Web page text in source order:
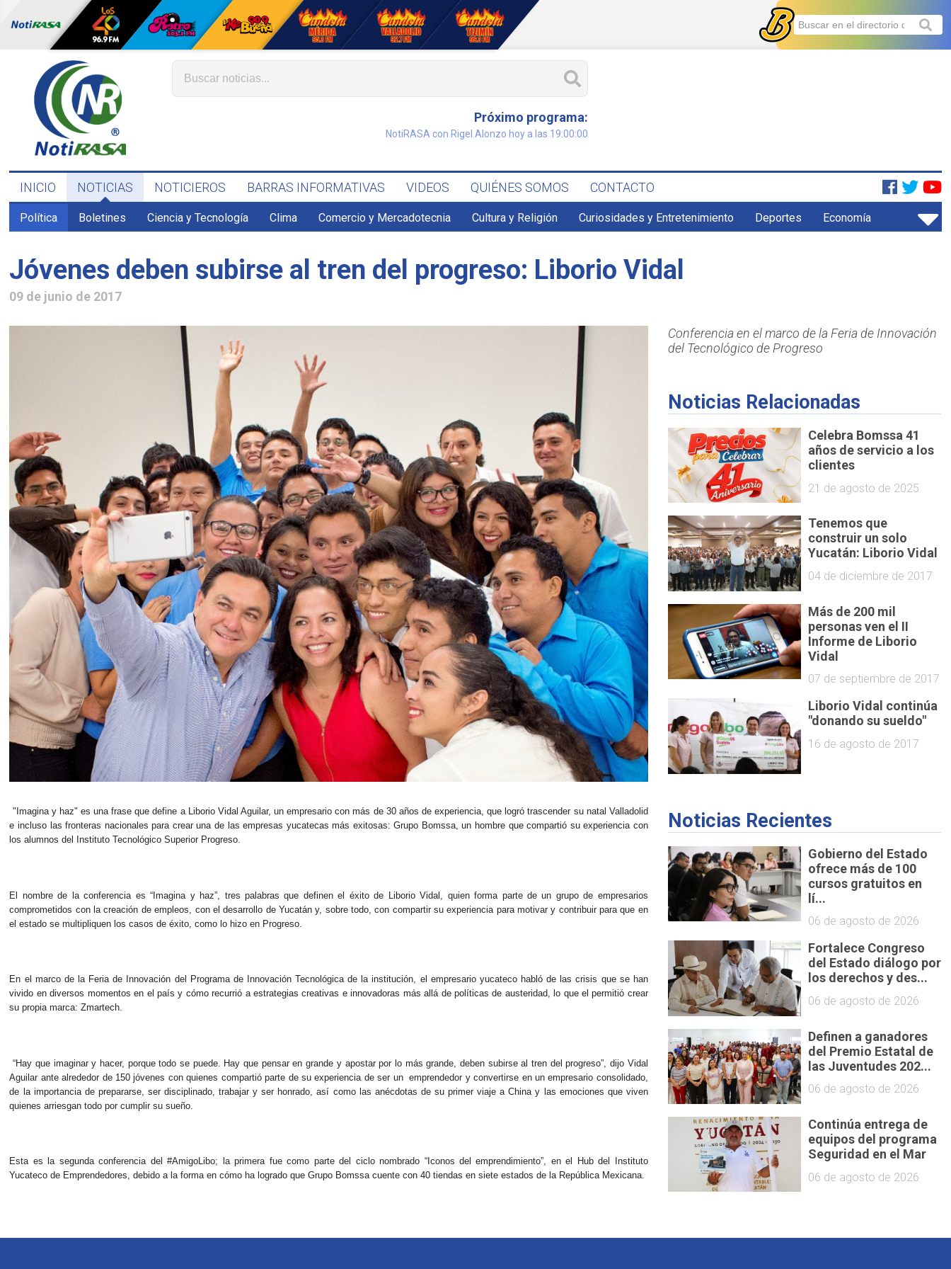
Próximo programa:
NotiRASA con Rigel Alonzo hoy a las 19:00:00
INICIO NOTICIAS NOTICIEROS BARRAS INFORMATIVAS VIDEOS QUIÉNES SOMOS CONTACTO
Política Boletines Ciencia y Tecnología Clima Comercio y Mercadotecnia Cultura y Religión Curiosidades y Entretenimiento Deportes Economía
Jóvenes deben subirse al tren del progreso: Liborio Vidal
09 de junio de 2017
"Imagina y haz" es una frase que define a Liborio Vidal Aguilar, un empresario con más de 30 años de experiencia, que logró trascender su natal Valladolid
e incluso las fronteras nacionales para crear una de las empresas yucatecas más exitosas: Grupo Bomssa, un hombre que compartió su experiencia con
los alumnos del Instituto Tecnológico Superior Progreso.
El nombre de la conferencia es “Imagina y haz”, tres palabras que definen el éxito de Liborio Vidal, quien forma parte de un grupo de empresarios
comprometidos con la creación de empleos, con el desarrollo de Yucatán y, sobre todo, con compartir su experiencia para motivar y contribuir para que en
el estado se multipliquen los casos de éxito, como lo hizo en Progreso.
En el marco de la Feria de Innovación del Programa de Innovación Tecnológica de la institución, el empresario yucateco habló de las crisis que se han
vivido en diversos momentos en el país y cómo recurrió a estrategias creativas e innovadoras más allá de políticas de austeridad, lo que el permitió crear
su propia marca: Zmartech.
“Hay que imaginar y hacer, porque todo se puede. Hay que pensar en grande y apostar por lo más grande, deben subirse al tren del progreso”, dijo Vidal
Aguilar ante alrededor de 150 jóvenes con quienes compartió parte de su experiencia de ser un emprendedor y convertirse en un empresario consolidado,
de la importancia de prepararse, ser disciplinado, trabajar y ser honrado, así como las anécdotas de su primer viaje a China y las emociones que viven
quienes arriesgan todo por cumplir su sueño.
Esta es la segunda conferencia del #AmigoLibo; la primera fue como parte del ciclo nombrado “Iconos del emprendimiento”, en el Hub del Instituto
Yucateco de Emprendedores,debido a la forma en cómo ha logrado que Grupo Bomssa cuente con 40 tiendas en siete estados de la República Mexicana.
Conferencia en el marco de la Feria de Innovación
del Tecnológico de Progreso
Noticias Relacionadas
Celebra Bomssa 41
años de servicio a los
clientes
21 de agosto de 2025
Tenemos que
construir un solo
Yucatán: Liborio Vidal
04 de diciembre de 2017
Más de 200 mil
personas ven el II
Informe de Liborio
Vidal
07 de septiembre de 2017
Liborio Vidal continúa
"donando su sueldo"
16 de agosto de 2017
Noticias Recientes
Gobierno del Estado
ofrece más de 100
cursos gratuitos en
lí...
06 de agosto de 2026
Fortalece Congreso
del Estado diálogo por
los derechos y des...
06 de agosto de 2026
Definen a ganadores
del Premio Estatal de
las Juventudes 202...
06 de agosto de 2026
Continúa entrega de
equipos del programa
Seguridad en el Mar
06 de agosto de 2026